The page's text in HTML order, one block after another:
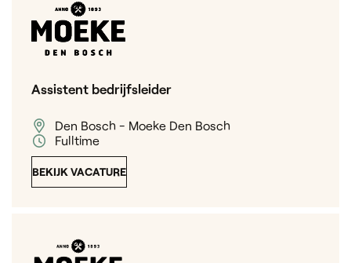
Assistent bedrijfsleider
Den Bosch - Moeke Den Bosch
Fulltime
BEKIJK VACATURE